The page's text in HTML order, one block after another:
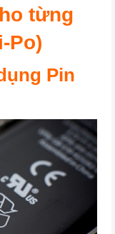
từng
Po)
Pin